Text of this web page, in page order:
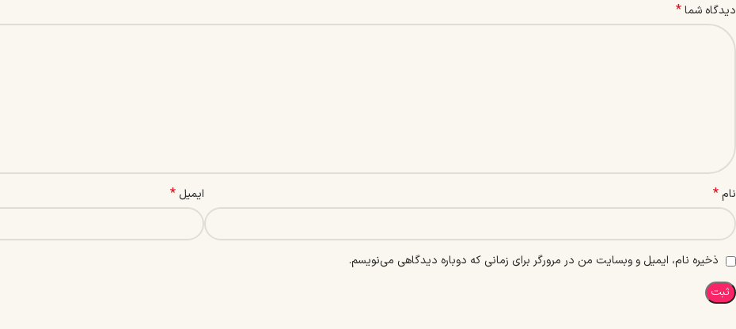
دیدگاه شما*
نام* ایمیل *
ذخیره نام، ایمیل و وبسایت من در مرورگر برای زمانی که دوباره دیدگاهی می‌نویسم.